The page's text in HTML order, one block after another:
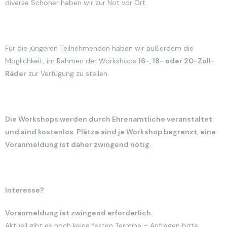
diverse Schoner haben wir zur Not vor Ort.
Für die jüngeren Teilnehmenden haben wir außerdem die
Möglichkeit, im Rahmen der Workshops 16-, 18- oder 20-Zoll-
Räder zur Verfügung zu stellen.
Die Workshops werden durch Ehrenamtliche veranstaltet
und sind kostenlos. Plätze sind je Workshop begrenzt, eine
Voranmeldung ist daher zwingend nötig.
Interesse?
Voranmeldung ist zwingend erforderlich.